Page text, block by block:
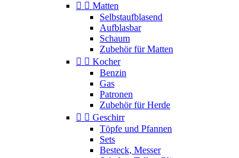
  Matten
Selbstaufblasend
Aufblasbar
Schaum
Zubehör für Matten
  Kocher
Benzin
Gas
Patronen
Zubehör für Herde
  Geschirr
Töpfe und Pfannen
Sets
Besteck, Messer